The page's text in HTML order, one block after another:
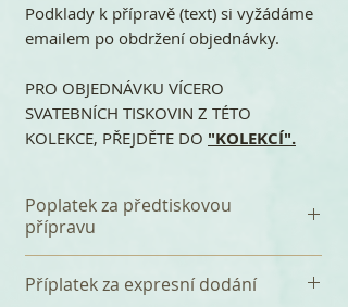
Podklady k přípravě (text) si vyžádáme
emailem po obdržení objednávky.
PRO OBJEDNÁVKU VÍCERO
SVATEBNÍCH TISKOVIN Z TÉTO
KOLEKCE, PŘEJDĚTE DO "KOLEKCÍ".
Poplatek za předtiskovou
přípravu
jednorázový poplatek 360 Kč za
Příplatek za expresní dodání